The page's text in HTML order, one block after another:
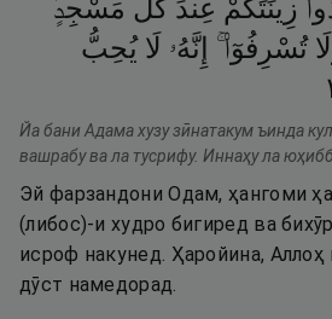
زِينَتَكُمْ عِندَ كُلِّ مَسْجِدٍۢ
تُسْرِفُوٓا۟ ۚ إِنَّهُۥ لَا يُحِبُّ
Йа бани Адама хузу зӣнатакум ъинда
вашрабу ва ла тусрифу. Иннаҳу ла
Эй фарзандони Одам, ҳангоми
(либос)-и худро бигиред ва
исроф накунед. Ҳаройина,
дӯст намедорад.